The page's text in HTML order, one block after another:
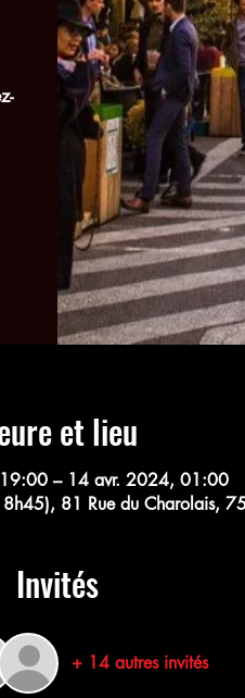
et lieu
– 14 avr. 2024, 01:00
81 Rue du Charolais,
Invités
+ 14 autres invités